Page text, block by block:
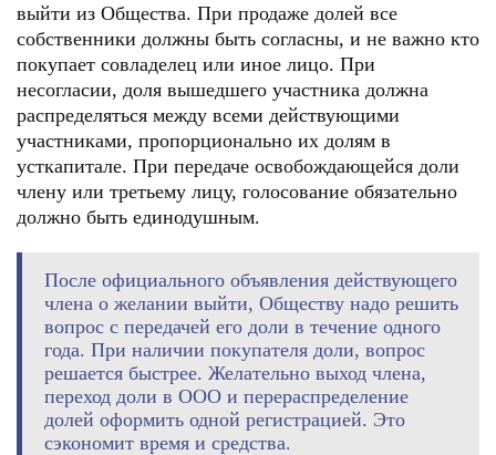
выйти из Общества. При продаже долей все
собственники должны быть согласны, и не важно кто
покупает совладелец или иное лицо. При
несогласии, доля вышедшего участника должна
распределяться между всеми действующими
участниками, пропорционально их долям в
усткапитале. При передаче освобождающейся доли
члену или третьему лицу, голосование обязательно
должно быть единодушным.
После официального объявления действующего
члена о желании выйти, Обществу надо решить
вопрос с передачей его доли в течение одного
года. При наличии покупателя доли, вопрос
решается быстрее. Желательно выход члена,
переход доли в ООО и перераспределение
долей оформить одной регистрацией. Это
сэкономит время и средства.